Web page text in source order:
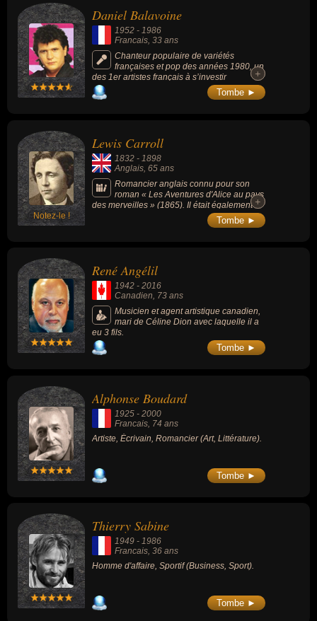
de l'art, de la musique, de la littérature, de la photographie, de la
science, du business, du sport, du cinéma ou du dessin. Ces
célébrités peuvent également avoir été artiste, chanteur,
compositeur, musicien, écrivain, mathématicien, photographe,
romancier, scientifique, amant de célébrité, homme d'affaire,
imprésario, sportif, acteur, cinéaste, dessinateur, metteur en scène
ou scénariste. En ce qui concerne leurs nationalités au moment de
mexicain ou américain par exemple.
Daniel Balavoine
1952 - 1986
Francais, 33 ans
Chanteur populaire de variétés
françaises et pop des années 1980, un
des 1er artistes français à s’investir
personnellement dans l'humanitaire.
+
+
Tombe ►
Notez-le !
Lewis Carroll
1832 - 1898
Anglais , 65 ans
Romancier anglais connu pour son
roman « Les Aventures d'Alice au pays
des merveilles » (1865). Il était également
photographe et mathématicien.
+
+
Tombe ►
René Angélil
1942 - 2016
Canadien, 73 ans
Musicien et agent artistique canadien,
mari de Céline Dion avec laquelle il a
eu 3 fils.
Tombe ►
Alphonse Boudard
1925 - 2000
Francais , 74 ans
Artiste, Écrivain, Romancier (Art, Littérature).
Tombe ►
Thierry Sabine
1949 - 1986
Francais, 36 ans
Homme d'affaire, Sportif (Business, Sport).
Tombe ►